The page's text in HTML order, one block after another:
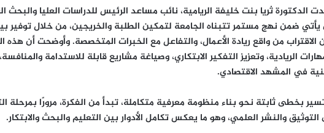
الدكتورة ثريا بنت خليفة الريامية، نائب مساعد الرئيس للدراسات العليا والبحث
يأتي ضمن نهج مستمر تتبناه الجامعة لتمكين الطلبة والخريجين، من خلال توفير
من واقع ريادة الأعمال، والتفاعل مع الخبرات المتخصصة. وأوضحت أن هذه
الريادية، وتعزيز التفكير الابتكاري، وصياغة مشاريع قابلة للاستدامة
في المشهد الاقتصادي.
بخطى ثابتة نحو بناء منظومة معرفية متكاملة، تبدأ من الفكرة، مرورًا بمرحلة
والنشر العلمي، وهو ما يعكس تكامل الأدوار بين التعليم والبحث والابتكار.